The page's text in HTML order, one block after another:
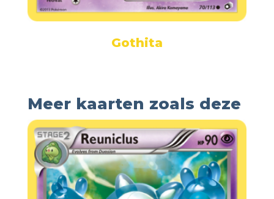
Gothita
Meer kaarten zoals deze